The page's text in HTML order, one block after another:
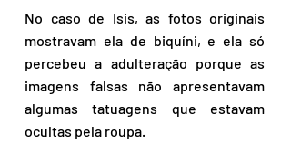
No caso de Isis, as fotos originais
mostravam ela de biquíni, e ela só
percebeu a adulteração porque as
imagens falsas não apresentavam
algumas tatuagens que estavam
ocultas pela roupa.